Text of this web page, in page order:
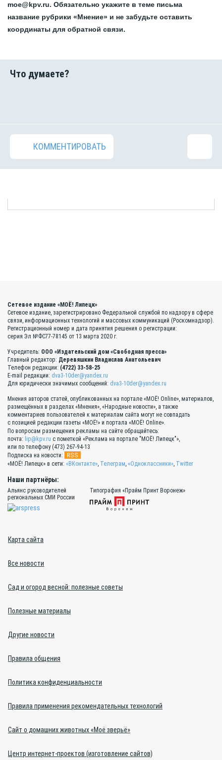
moe@kpv.ru. Обязательно укажите в теме письма
название рубрики «Мнение» и не забудьте оставить
координаты для обратной связи.
КОММЕНТИРОВАТЬ
Сетевое издание «МОЁ! Липецк»
Сетевое издание, зарегистрировано Федеральной службой по надзору в сфере
связи, информационных технологий и массовых коммуникаций (Роскомнадзор).
Регистрационный номер и дата принятия решения о регистрации:
серия Эл №ФС77-78145 от 13 марта 2020 г.
Учредитель: ООО «Издательский дом «Свободная пресса»
Главный редактор: Деревяшкин Владислав Анатольевич
Телефон редакции: (4722) 33-58-25
E-mail редакции: dva3-10der@yandex.ru
Для юридически значимых сообщений: dva3-10der@yandex.ru
Мнения авторов статей, опубликованных на портале «МОЁ! Online», материалов,
размещённых в разделах «Мнения», «Народные новости», а также
комментариев пользователей к материалам сайта могут не совпадать
с позицией редакции газеты «МОЁ!» и портала «МОЁ! Online».
По вопросам размещения рекламы на сайте обращайтесь:
почта: lip@kpv.ru с пометкой «Реклама на портале "МОЁ! Липецк"»,
или по телефону (473) 267-94-13
Подписка на новости:
RSS
«МОЁ! Липецк» в сети: «ВКонтакте», Телеграм, «Одноклассники», Twitter
Наши партнёры:
Альянс руководителей
региональных СМИ России
Типография «Прайм Принт Воронеж»
Карта сайта
Все новости
Сад и огород весной: полезные советы
Полезные материалы
Другие новости
Правила общения
Политика конфиденциальности
Правила применения рекомендательных технологий
Сайт о домашних животных «Моё зверьё»
Центр интернет-проектов (изготовление сайтов)